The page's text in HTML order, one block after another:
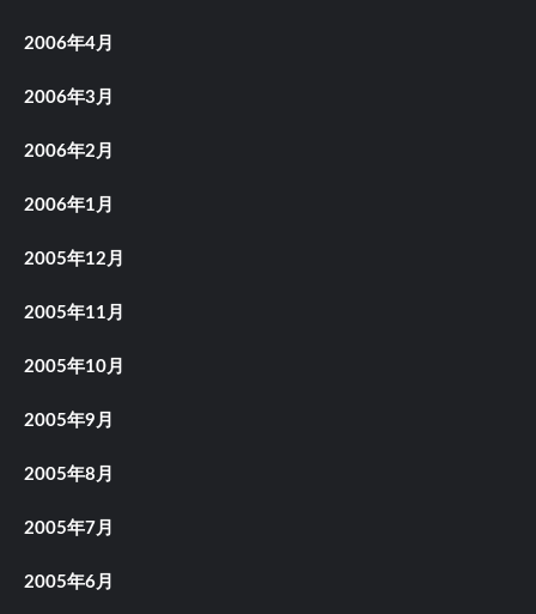
2006年4月
2006年3月
2006年2月
2006年1月
2005年12月
2005年11月
2005年10月
2005年9月
2005年8月
2005年7月
2005年6月